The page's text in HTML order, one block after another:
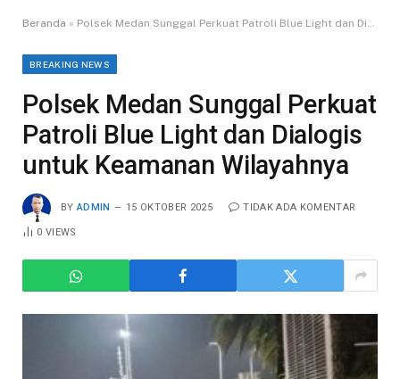
Beranda » Polsek Medan Sunggal Perkuat Patroli Blue Light dan Dialogis untuk Keamanan Wilayahnya
BREAKING NEWS
Polsek Medan Sunggal Perkuat
Patroli Blue Light dan Dialogis
untuk Keamanan Wilayahnya
BY ADMIN 15 OKTOBER 2025 TIDAK ADA KOMENTAR
0VIEWS